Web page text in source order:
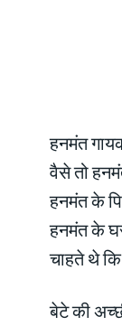
हनमंत
वैसे तो
हनमंत के
हनमंत के
चाहते थे
बेटे की